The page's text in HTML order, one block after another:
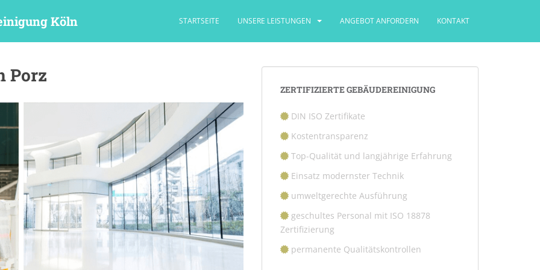
Köln STARTSEITE UNSERE LEISTUNGEN ANGEBOT ANFORDERN KONTAKT
Porz
ZERTIFIZIERTE GEBÄUDEREINIGUNG
DIN ISO Zertifikate
Kostentransparenz
Top-Qualität und langjährige Erfahrung
Einsatz modernster Technik
umweltgerechte Ausführung
geschultes Personal mit ISO 18878
Zertifizierung
permanente Qualitätskontrollen